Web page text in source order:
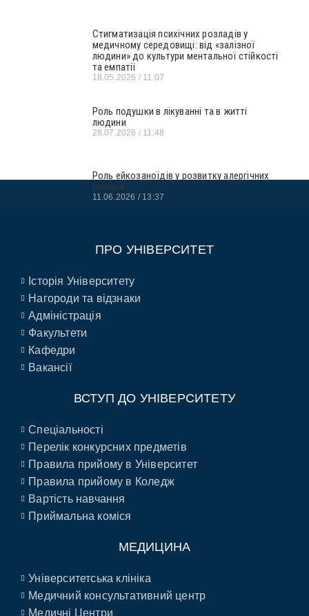
Стигматизація психічних розладів у
медичному середовищі: від «залізної
людини» до культури ментальної стійкості
та емпатії
18.05.2026 11:07
Роль подушки в лікуванні та в житті
людини
28.07.2026 11:48
Роль ейкозаноїдів у розвитку алергічних
реакцій
11.06.2026 13:37
ПРО УНІВЕРСИТЕТ
Історія Університету
Нагороди та відзнаки
Адміністрація
Факультети
Кафедри
Вакансії
ВСТУП ДО УНІВЕРСИТЕТУ
Спеціальності
Перелік конкурсних предметів
Правила прийому в Університет
Правила прийому в Коледж
Вартість навчання
Приймальна коміся
МЕДИЦИНА
Університетська клініка
Медичний консультативний центр
Медичні Центри